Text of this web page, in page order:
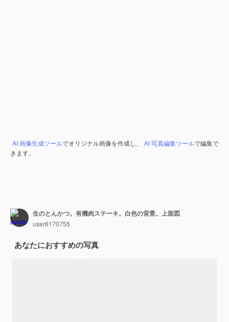
AI 画像生成ツールでオリジナル画像を作成し、 AI 写真編集ツールで編集で
きます。
生のとんかつ。有機肉ステーキ。白色の背景。上面図
user6170755
あなたにおすすめの写真